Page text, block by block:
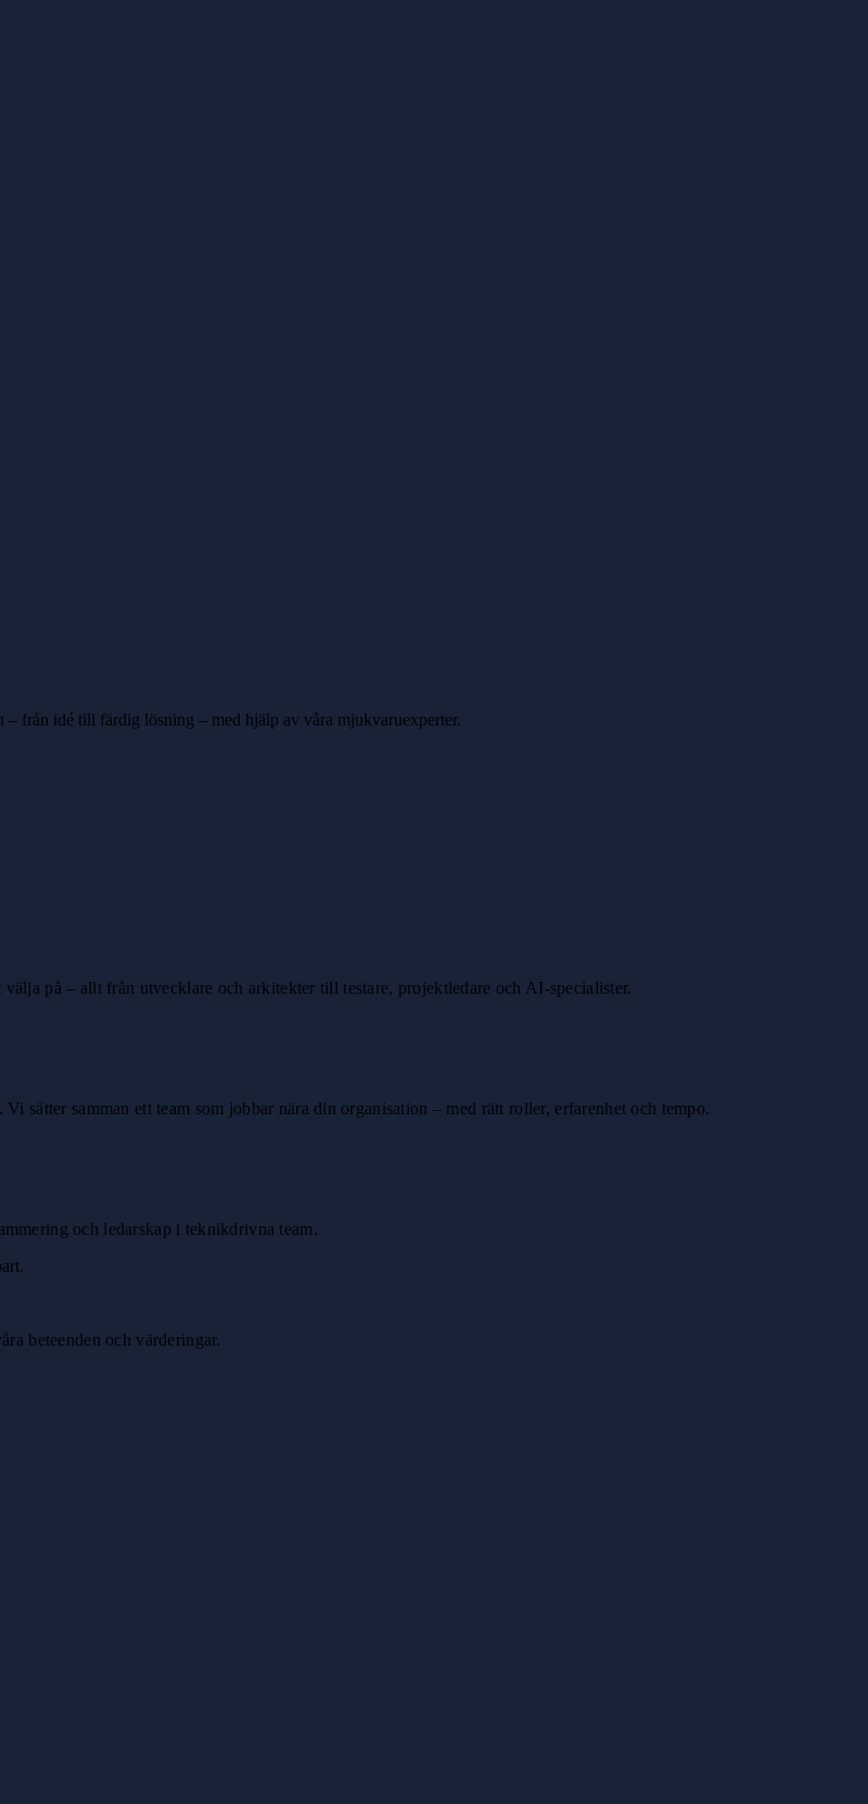
från idé till färdig lösning – med hjälp av våra mjukvaruexperter.
på – allt från utvecklare och arkitekter till testare, projektledare och AI-specialister.
sätter samman ett team som jobbar nära din organisation – med rätt roller, erfarenhet och tempo.
och ledarskap i teknikdrivna team.
beteenden och värderingar.